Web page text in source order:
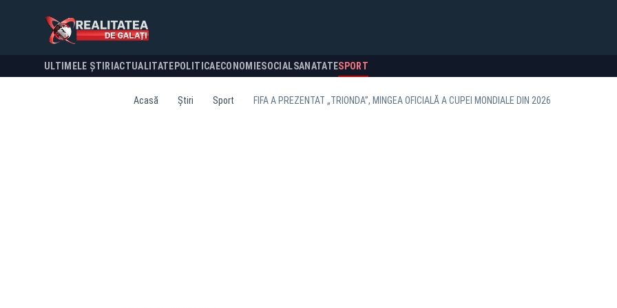
ULTIMELE ȘTIRI ACTUALITATE POLITICA ECONOMIESOCIALSANATATESPORT
Acasă Știri Sport FIFA A PREZENTAT „TRIONDA”, MINGEA OFICIALĂ A CUPEI MONDIALE DIN 2026